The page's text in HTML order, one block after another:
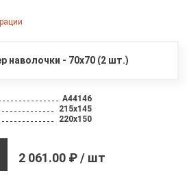
наволочки - 70х70 (2 шт.)
A44146
215х145
220х150
2 061.00 ₽ / шт